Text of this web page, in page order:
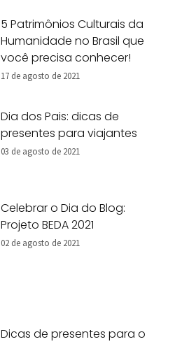
5 Patrimônios Culturais da
Humanidade no Brasil que
você precisa conhecer!
17 de agosto de 2021
Dia dos Pais: dicas de
presentes para viajantes
03 de agosto de 2021
Celebrar o Dia do Blog:
Projeto BEDA 2021
02 de agosto de 2021
Dicas de presentes para o